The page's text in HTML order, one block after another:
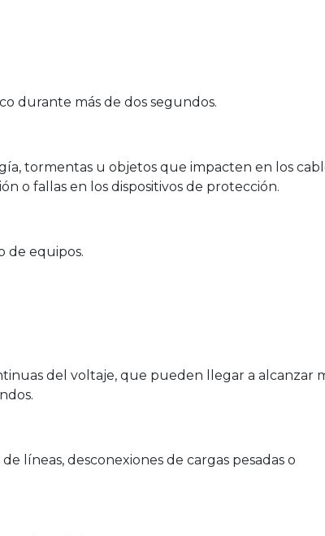
durante más de dos segundos.
tormentas u objetos que impacten en los
o fallas en los dispositivos de protección.
de equipos.
del voltaje, que pueden llegar a alcanzar
líneas, desconexiones de cargas pesadas o